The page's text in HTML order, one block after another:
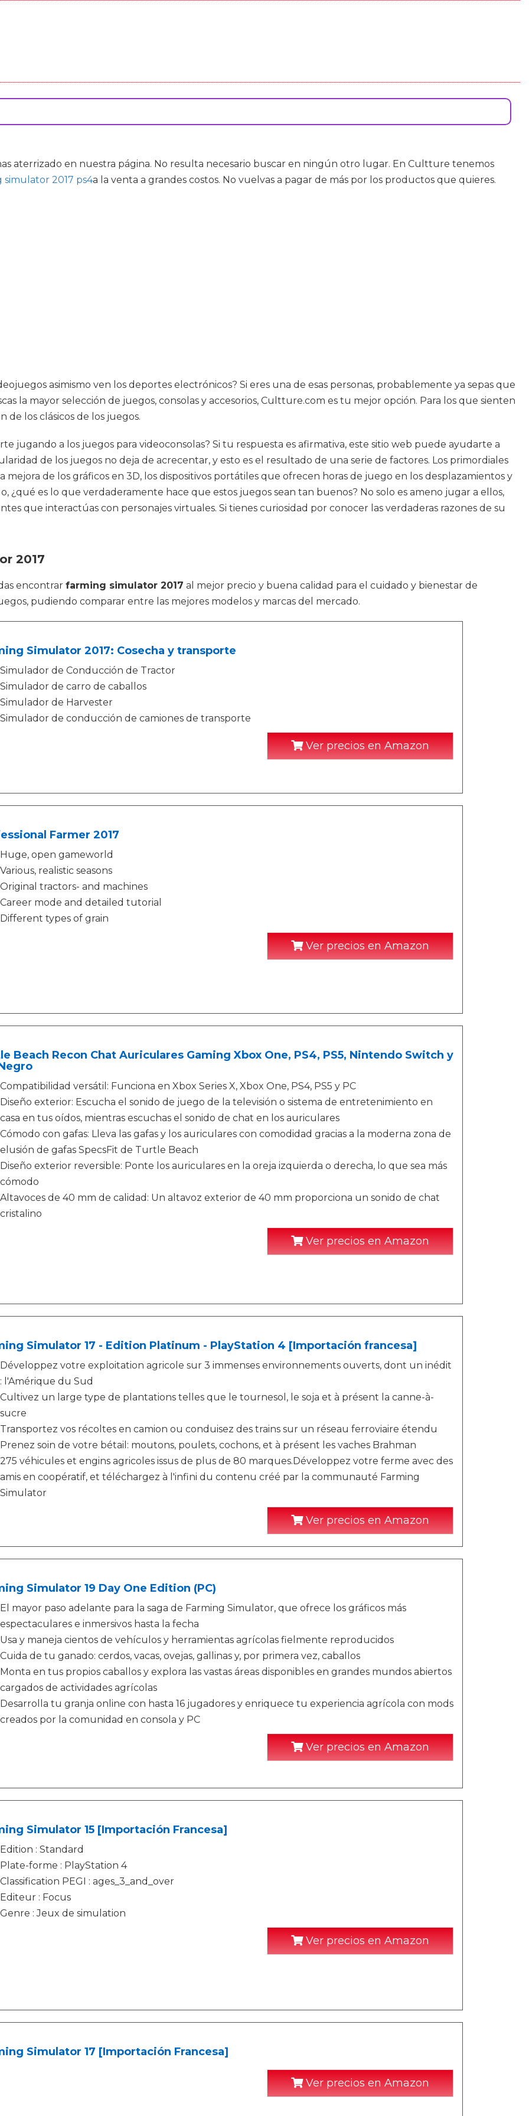
aterrizado en nuestra página. No resulta necesario buscar en ningún otro lugar. En Cultture tenemos
simulator 2017 ps4a la venta a grandes costos. No vuelvas a pagar de más por los productos que quieres.
asimismo ven los deportes electrónicos? Si eres una de esas personas, probablemente ya sepas que
la mayor selección de juegos, consolas y accesorios, Cultture.com es tu mejor opción. Para los que sienten
de los clásicos de los juegos.
jugando a los juegos para videoconsolas? Si tu respuesta es afirmativa, este sitio web puede ayudarte a
de los juegos no deja de acrecentar, y esto es el resultado de una serie de factores. Los primordiales
de los gráficos en 3D, los dispositivos portátiles que ofrecen horas de juego en los desplazamientos y
¿qué es lo que verdaderamente hace que estos juegos sean tan buenos? No solo es ameno jugar a ellos,
que interactúas con personajes virtuales. Si tienes curiosidad por conocer las verdaderas razones de su
2017
encontrar farming simulator 2017 al mejor precio y buena calidad para el cuidado y bienestar de
pudiendo comparar entre las mejores modelos y marcas del mercado.
Simulator 2017: Cosecha y transporte
Simulador de Conducción de Tractor
Simulador de carro de caballos
Simulador de Harvester
Simulador de conducción de camiones de transporte
Ver precios en Amazon
Farmer 2017
Huge, open gameworld
Various, realistic seasons
Original tractors- and machines
Career mode and detailed tutorial
Different types of grain
Ver precios en Amazon
Beach Recon Chat Auriculares Gaming Xbox One, PS4, PS5, Nintendo Switch y
Compatibilidad versátil: Funciona en Xbox Series X, Xbox One, PS4, PS5 y PC
Diseño exterior: Escucha el sonido de juego de la televisión o sistema de entretenimiento en
casa en tus oídos, mientras escuchas el sonido de chat en los auriculares
Cómodo con gafas: Lleva las gafas y los auriculares con comodidad gracias a la moderna zona de
elusión de gafas SpecsFit de Turtle Beach
Diseño exterior reversible: Ponte los auriculares en la oreja izquierda o derecha, lo que sea más
cómodo
Altavoces de 40 mm de calidad: Un altavoz exterior de 40 mm proporciona un sonido de chat
cristalino
Ver precios en Amazon
Simulator 17 - Edition Platinum - PlayStation 4 [Importación francesa]
Développez votre exploitation agricole sur 3 immenses environnements ouverts, dont un inédit
: l'Amérique du Sud
Cultivez un large type de plantations telles que le tournesol, le soja et à présent la canne-à-
sucre
Transportez vos récoltes en camion ou conduisez des trains sur un réseau ferroviaire étendu
Prenez soin de votre bétail: moutons, poulets, cochons, et à présent les vaches Brahman
275 véhicules et engins agricoles issus de plus de 80 marques.Développez votre ferme avec des
amis en coopératif, et téléchargez à l'infini du contenu créé par la communauté Farming
Simulator
Ver precios en Amazon
Simulator 19 Day One Edition (PC)
El mayor paso adelante para la saga de Farming Simulator, que ofrece los gráficos más
espectaculares e inmersivos hasta la fecha
Usa y maneja cientos de vehículos y herramientas agrícolas fielmente reproducidos
Cuida de tu ganado: cerdos, vacas, ovejas, gallinas y, por primera vez, caballos
Monta en tus propios caballos y explora las vastas áreas disponibles en grandes mundos abiertos
cargados de actividades agrícolas
Desarrolla tu granja online con hasta 16 jugadores y enriquece tu experiencia agrícola con mods
creados por la comunidad en consola y PC
Ver precios en Amazon
Simulator 15 [Importación Francesa]
Edition : Standard
Plate-forme : PlayStation 4
Classification PEGI : ages_3_and_over
Editeur : Focus
Genre : Jeux de simulation
Ver precios en Amazon
Simulator 17 [Importación Francesa]
Ver precios en Amazon